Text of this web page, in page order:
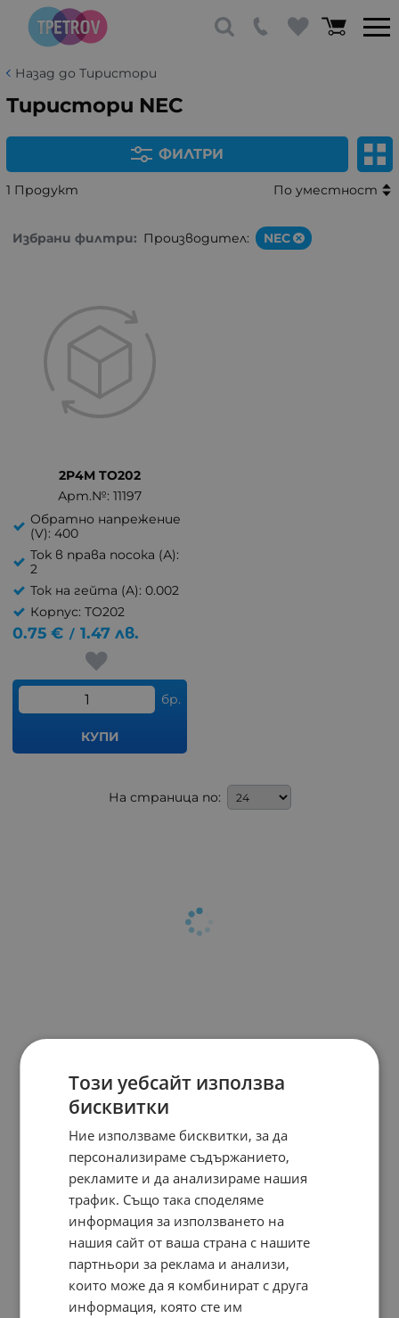
Назад до Тиристори
Тиристори NEC
ФИЛТРИ
1 Продукт По уместност
Избрани филтри: Производител: NEC
2P4M TO202
Арт.№: 11197
Обратно напрежение
(V): 400
Tok в права посока (А):
2
Ток на гейта (A): 0.002
Корпус: TO202
0.75 € / 1.47 лв.
бр.
КУПИ
На страница по:
Този уебсайт използва
бисквитки
Ние използваме бисквитки, за да
персонализираме съдържанието,
рекламите и да анализираме нашия
трафик. Също така споделяме
информация за използването на
нашия сайт от ваша страна с нашите
партньори за реклама и анализи,
които може да я комбинират с друга
информация, която сте им